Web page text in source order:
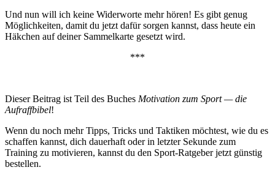
Und nun will ich keine Widerworte mehr hören! Es gibt genug
Möglichkeiten, damit du jetzt dafür sorgen kannst, dass heute ein
Häkchen auf deiner Sammelkarte gesetzt wird.
***
Dieser Beitrag ist Teil des Buches Motivation zum Sport — die
Aufraffbibel!
Wenn du noch mehr Tipps, Tricks und Taktiken möchtest, wie du es
schaffen kannst, dich dauerhaft oder in letzter Sekunde zum
Training zu motivieren, kannst du den Sport-Ratgeber jetzt günstig
bestellen.